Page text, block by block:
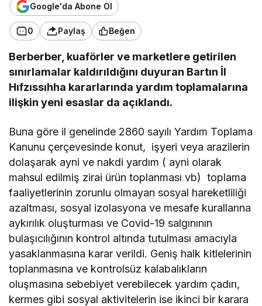
Google'da Abone Ol
0 Paylaş Beğen
Berberber, kuaförler ve marketlere getirilen
sınırlamalar kaldırıldığını duyuran Bartın İl
Hıfzıssıhha kararlarında yardım toplamalarına
ilişkin yeni esaslar da açıklandı.
Buna göre il genelinde 2860 sayılı Yardım Toplama
Kanunu çerçevesinde konut, işyeri veya arazilerin
dolaşarak ayni ve nakdi yardım ( ayni olarak
mahsul edilmiş zirai ürün toplanması vb) toplama
faaliyetlerinin zorunlu olmayan sosyal hareketliliği
azaltması, sosyal izolasyona ve mesafe kurallarına
aykırılık oluşturması ve Covid-19 salgınının
bulaşıcılığının kontrol altında tutulması amacıyla
yasaklanmasına karar verildi. Geniş halk kitlelerinin
toplanmasına ve kontrolsüz kalabalıkların
oluşmasına sebebiyet verebilecek yardım çadırı,
kermes gibi sosyal aktivitelerin ise ikinci bir karara